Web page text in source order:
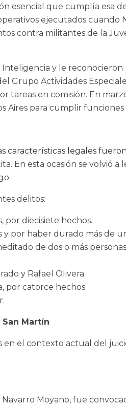
esencial que cumplía esa
ejecutados cuando
contra militantes de la
y le
Grupo Actividades
tareas en comisión. En
Aires para cumplir funciones
características legales
En esta ocasión se volvió
delitos:
por diecisiete hechos.
por haber durado más de un
de dos o más
y Rafael Olivera.
por catorce hechos.
Martín
el contexto actual del
Moyano, fue